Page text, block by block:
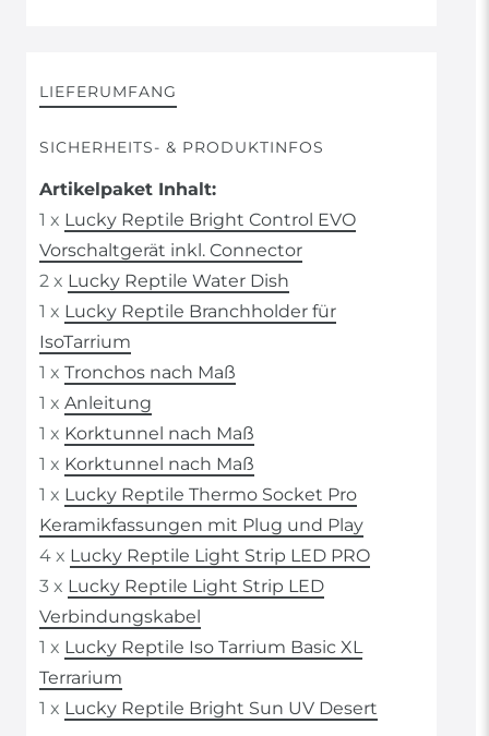
LIEFERUMFANG
SICHERHEITS- & PRODUKTINFOS
Artikelpaket Inhalt:
1 x Lucky Reptile Bright Control EVO
Vorschaltgerät inkl. Connector
2 x Lucky Reptile Water Dish
1 x Lucky Reptile Branchholder für
IsoTarrium
1 x Tronchos nach Maß
1 x Anleitung
1 x Korktunnel nach Maß
1 x Korktunnel nach Maß
1 x Lucky Reptile Thermo Socket Pro
Keramikfassungen mit Plug und Play
4 x Lucky Reptile Light Strip LED PRO
3 x Lucky Reptile Light Strip LED
Verbindungskabel
1 x Lucky Reptile Iso Tarrium Basic XL
Terrarium
1 x Lucky Reptile Bright Sun UV Desert